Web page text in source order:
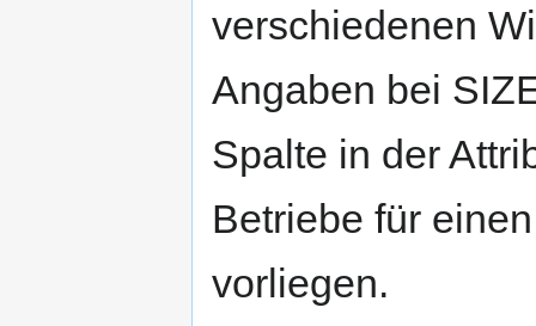
verschiedenen
Angaben bei
Spalte in der
Betriebe für
vorliegen.